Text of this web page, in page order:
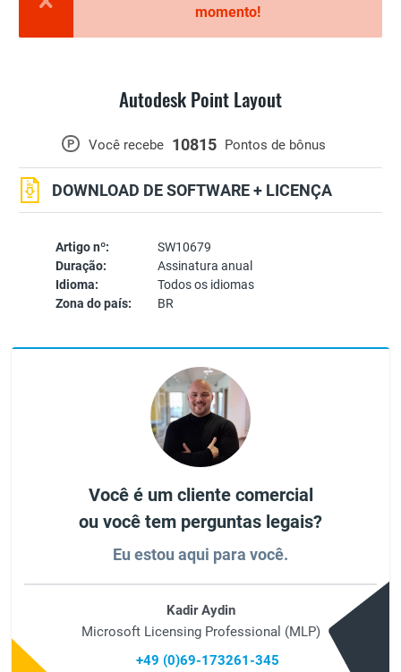
momento!
Autodesk Point Layout
Artigo nº:
SW10679
Duração:
Assinatura anual
Idioma:
Todos os idiomas
Zona do país:
BR
P Você recebe 10815 Pontos de bônus
DOWNLOAD DE SOFTWARE + LICENÇA
Você é um cliente comercial
ou você tem perguntas legais?
Eu estou aqui para você.
Kadir Aydin
Microsoft Licensing Professional (MLP)
+49 (0)69-173261-345